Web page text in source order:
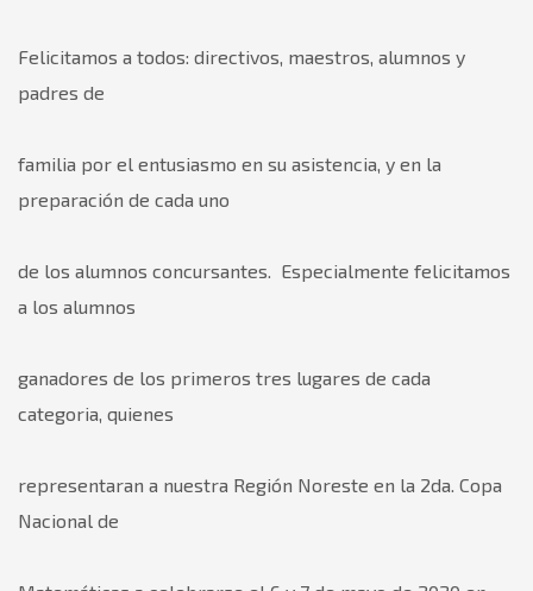
Felicitamos a todos: directivos, maestros, alumnos y
padres de
familia por el entusiasmo en su asistencia, y en la
preparación de cada uno
de los alumnos concursantes. Especialmente felicitamos
a los alumnos
ganadores de los primeros tres lugares de cada
categoria, quienes
representaran a nuestra Región Noreste en la 2da. Copa
Nacional de